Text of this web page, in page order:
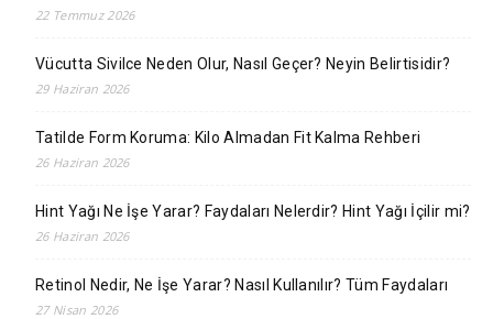
22 Temmuz 2026
Vücutta Sivilce Neden Olur, Nasıl Geçer? Neyin Belirtisidir?
29 Haziran 2026
Tatilde Form Koruma: Kilo Almadan Fit Kalma Rehberi
26 Haziran 2026
Hint Yağı Ne İşe Yarar? Faydaları Nelerdir? Hint Yağı İçilir mi?
26 Haziran 2026
Retinol Nedir, Ne İşe Yarar? Nasıl Kullanılır? Tüm Faydaları
27 Nisan 2026